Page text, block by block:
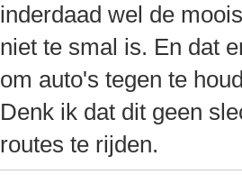
inderdaad wel de
niet te smal is. En dat
om auto's tegen te
Denk ik dat dit geen
routes te rijden.